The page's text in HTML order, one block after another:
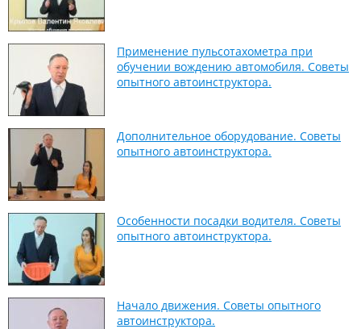
Применение пульсотахометра при
обучении вождению автомобиля. Советы
опытного автоинструктора.
Дополнительное оборудование. Советы
опытного автоинструктора.
Особенности посадки водителя. Советы
опытного автоинструктора.
Начало движения. Советы опытного
автоинструктора.